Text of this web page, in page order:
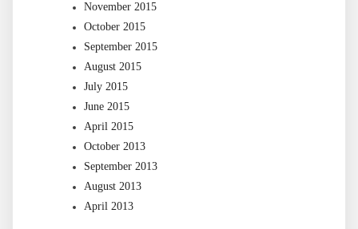
November 2015
October 2015
September 2015
August 2015
July 2015
June 2015
April 2015
October 2013
September 2013
August 2013
April 2013